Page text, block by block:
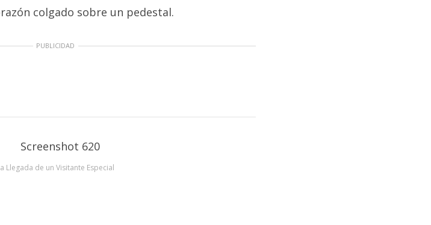
colgado sobre un pedestal.
PUBLICIDAD
Llegada de un Visitante Especial